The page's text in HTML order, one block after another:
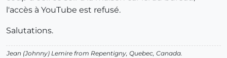
l'accès à YouTube est refusé.
Salutations.
Jean (Johnny) Lemire from Repentigny, Quebec, Canada.